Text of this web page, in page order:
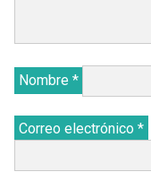
Nombre *
Correo electrónico *